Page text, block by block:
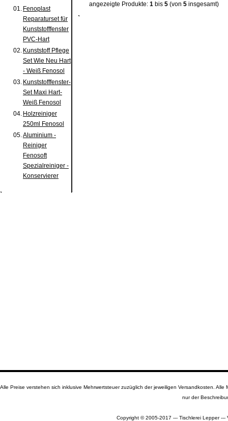
01. Fenoplast
Reparaturset für
Kunststofffenster
PVC-Hart
02. Kunststoff Pflege
Set Wie Neu Hart
- Weiß Fenosol
03. Kunststofffenster-
Set Maxi Hart-
Weiß Fenosol
04. Holzreiniger
250ml Fenosol
05.Aluminium -
Reiniger
Fenosoft
Spezialreiniger -
Konservierer
angezeigte Produkte: 1 bis 5 (von 5 insgesamt)
Alle Preise verstehen sich inklusive Mehrwertsteuer zuzüglich der jeweiligen Versandkosten.
nur der
Copyright © 2005-2017 --- Tischlerei Lepper